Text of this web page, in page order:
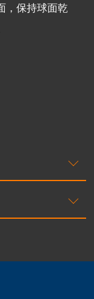
，保持球面乾